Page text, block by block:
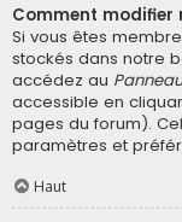
Comment modifier
Si vous êtes
stockés dans notre
accédez au
accessible en
pages du forum).
paramètres et
Haut